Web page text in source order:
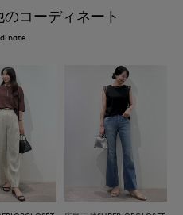
コーディネート